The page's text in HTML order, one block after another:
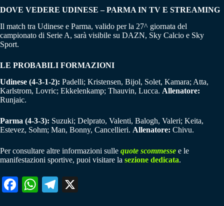
DOVE VEDERE UDINESE – PARMA IN TV E STREAMING
Il match tra Udinese e Parma, valido per la 27^ giornata del
campionato di Serie A, sarà visibile su DAZN, Sky Calcio e Sky
Sport.
LE PROBABILI FORMAZIONI
Udinese (4-3-1-2): Padelli; Kristensen, Bijol, Solet, Kamara; Atta,
Karlstrom, Lovric; Ekkelenkamp; Thauvin, Lucca. Allenatore:
Runjaic.
Parma (4-3-3): Suzuki; Delprato, Valenti, Balogh, Valeri; Keita,
Estevez, Sohm; Man, Bonny, Cancellieri. Allenatore: Chivu.
Per consultare altre informazioni sulle quote scommesse e le
manifestazioni sportive, puoi visitare la sezione dedicata.
Fa W
Te